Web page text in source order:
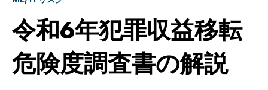
令和6年犯罪収益移転
危険度調査書の解説